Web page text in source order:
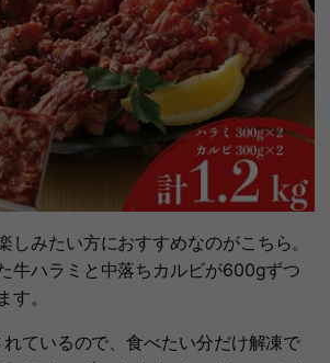
しみたい方におすすめなのがこちら。
牛ハラミと中落ちカルビが600gずつ
す。
ているので、食べたい分だけ解凍で